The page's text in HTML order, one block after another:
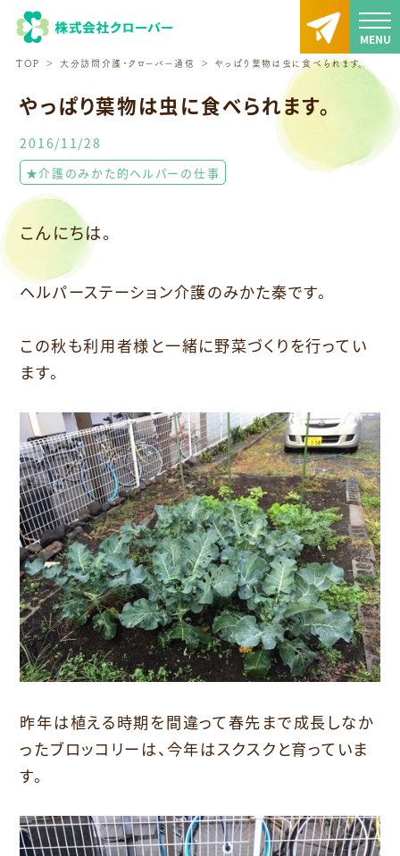
TOP 大分訪問介護・クローバー通信 やっぱり葉物は虫に食べられます。
やっぱり葉物は虫に食べられます。
2016/11/28
★介護のみかた的ヘルパーの仕事
こんにちは。
ヘルパーステーション介護のみかた秦です。
この秋も利用者様と一緒に野菜づくりを行ってい
ます。
昨年は植える時期を間違って春先まで成長しなか
ったブロッコリーは、今年はスクスクと育っていま
す。